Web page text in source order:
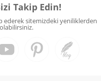
Takip Edin!
ederek sitemizdeki yeniliklerden